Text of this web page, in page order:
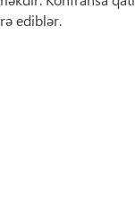
ediblər.